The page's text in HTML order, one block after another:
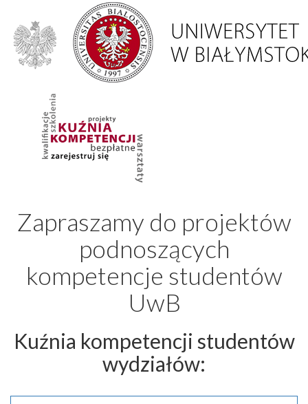
Zapraszamy do projektów
podnoszących
kompetencje studentów
UwB
Kuźnia kompetencji studentów
wydziałów: